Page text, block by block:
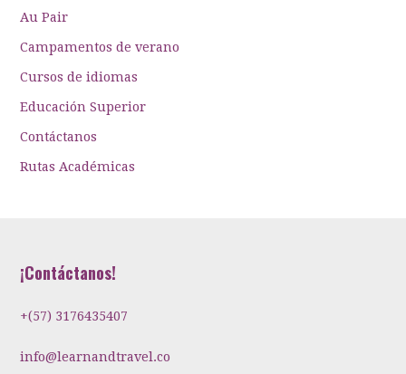
Au Pair
Campamentos de verano
Cursos de idiomas
Educación Superior
Contáctanos
Rutas Académicas
¡Contáctanos!
+(57) 3176435407
info@learnandtravel.co